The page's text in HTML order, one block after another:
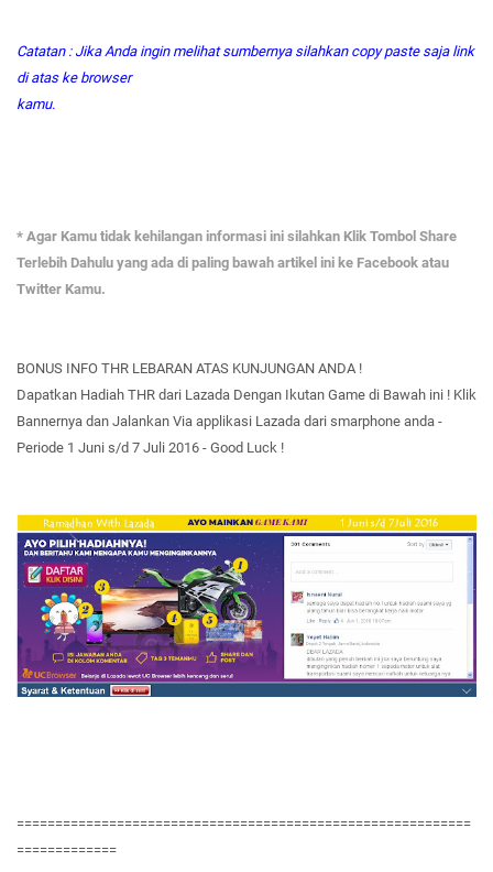
Catatan : Jika Anda ingin melihat sumbernya silahkan copy paste saja link
di atas ke browser
kamu.
* Agar Kamu tidak kehilangan informasi ini silahkan Klik Tombol Share
Terlebih Dahulu yang ada di paling bawah artikel ini ke Facebook atau
Twitter Kamu.
BONUS INFO THR LEBARAN ATAS KUNJUNGAN ANDA !
Dapatkan Hadiah THR dari Lazada Dengan Ikutan Game di Bawah ini ! Klik
Bannernya dan Jalankan Via applikasi Lazada dari smarphone anda -
Periode 1 Juni s/d 7 Juli 2016 - Good Luck !
===========================================================
=============